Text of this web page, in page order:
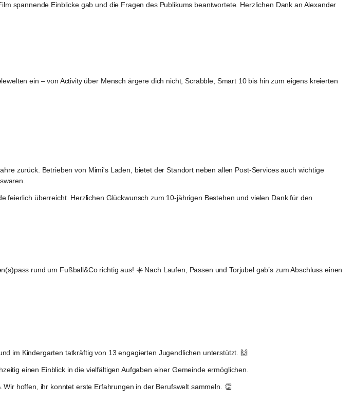
spannende Einblicke gab und die Fragen des Publikums beantwortete. Herzlichen Dank an Alexander
ein – von Activity über Mensch ärgere dich nicht, Scrabble, Smart 10 bis hin zum eigens kreierten
zurück. Betrieben von Mimi's Laden, bietet der Standort neben allen Post-Services auch wichtige
überreicht. Herzlichen Glückwunsch zum 10-jährigen Bestehen und vielen Dank für den
rund um Fußball&Co richtig aus! ☀️ Nach Laufen, Passen und Torjubel gab’s zum Abschluss einen
im Kindergarten tatkräftig von 13 engagierten Jugendlichen unterstützt. 🙌
einen Einblick in die vielfältigen Aufgaben einer Gemeinde ermöglichen.
hoffen, ihr konntet erste Erfahrungen in der Berufswelt sammeln. 👏